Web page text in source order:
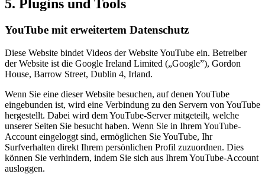
5. Plugins und Tools
YouTube mit erweitertem Datenschutz
Diese Website bindet Videos der Website YouTube ein. Betreiber
der Website ist die Google Ireland Limited („Google”), Gordon
House, Barrow Street, Dublin 4, Irland.
Wenn Sie eine dieser Website besuchen, auf denen YouTube
eingebunden ist, wird eine Verbindung zu den Servern von YouTube
hergestellt. Dabei wird dem YouTube-Server mitgeteilt, welche
unserer Seiten Sie besucht haben. Wenn Sie in Ihrem YouTube-
Account eingeloggt sind, ermöglichen Sie YouTube, Ihr
Surfverhalten direkt Ihrem persönlichen Profil zuzuordnen. Dies
können Sie verhindern, indem Sie sich aus Ihrem YouTube-Account
ausloggen.